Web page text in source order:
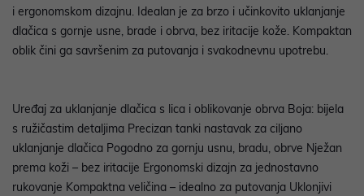
i ergonomskom dizajnu. Idealan je za brzo i učinkovito uklanjanje
dlačica s gornje usne, brade i obrva, bez iritacije kože. Kompaktan
oblik čini ga savršenim za putovanja i svakodnevnu upotrebu.
Uređaj za uklanjanje dlačica s lica i oblikovanje obrva Boja: bijela
s ružičastim detaljima Precizan tanki nastavak za ciljano
uklanjanje dlačica Pogodno za gornju usnu, bradu, obrve Nježan
prema koži – bez iritacije Ergonomski dizajn za jednostavno
rukovanje Kompaktna veličina – idealno za putovanja Uklonjivi